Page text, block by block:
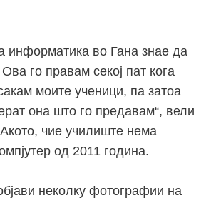
информатика во Гана знае да
го правам секој пат кога
моите ученици, па затоа
она што го предавам“, вели
чие училиште нема
од 2011 година.
неколку фотографии на